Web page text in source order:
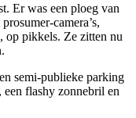
Er was een ploeg van
camera’s,
op pikkels. Ze zitten nu
semi-publieke parking
flashy zonnebril en